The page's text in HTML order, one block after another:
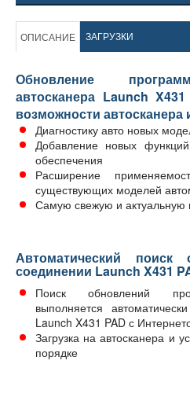
ОПИСАНИЕ ЗАГРУЗКИ
Обновление
автосканера Launch
возможности автосканера
Диагностику авто новых
Добавление новых
обеспечения
Расширение
существующих моделей
Самую свежую и
Автоматический
соединении Launch X431
Поиск обновлений
выполняется
Launch X431 PAD с
Загрузка на автосканера и
порядке